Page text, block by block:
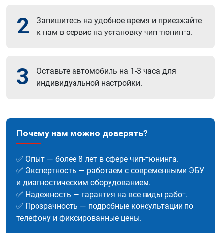
2
Запишитесь на удобное время и приезжайте
к нам в сервис на установку чип тюнинга.
3
Оставьте автомобиль на 1-3 часа для
индивидуальной настройки.
Почему нам можно доверять?
✅ Опыт — более 8 лет в сфере чип-тюнинга.
✅ Экспертность — работаем с современными ЭБУ
и диагностическим оборудованием.
✅ Надежность — гарантия на все виды работ.
✅ Прозрачность — подробные консультации по
телефону и фиксированные цены.